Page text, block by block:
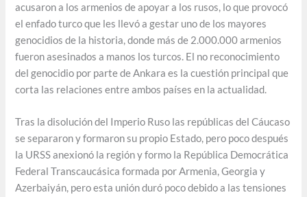
acusaron a los armenios de apoyar a los rusos, lo que provocó
el enfado turco que les llevó a gestar uno de los mayores
genocidios de la historia, donde más de 2.000.000 armenios
fueron asesinados a manos los turcos. El no reconocimiento
del genocidio por parte de Ankara es la cuestión principal que
corta las relaciones entre ambos países en la actualidad.
Tras la disolución del Imperio Ruso las repúblicas del Cáucaso
se separaron y formaron su propio Estado, pero poco después
la URSS anexionó la región y formo la República Democrática
Federal Transcaucásica formada por Armenia, Georgia y
Azerbaiyán, pero esta unión duró poco debido a las tensiones